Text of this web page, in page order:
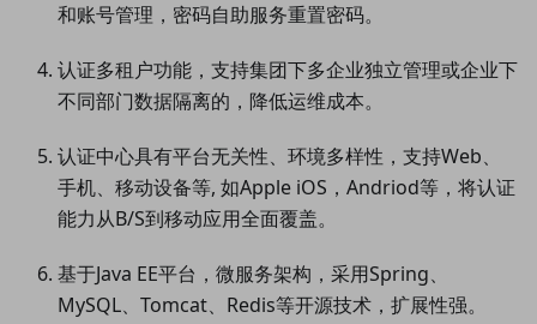
和账号管理，密码自助服务重置密码。
认证多租户功能，支持集团下多企业独立管理或企业下
不同部门数据隔离的，降低运维成本。
认证中心具有平台无关性、环境多样性，支持Web、
手机、移动设备等, 如Apple iOS，Andriod等，将认证
能力从B/S到移动应用全面覆盖。
基于Java EE平台，微服务架构，采用Spring、
MySQL、Tomcat、Redis等开源技术，扩展性强。